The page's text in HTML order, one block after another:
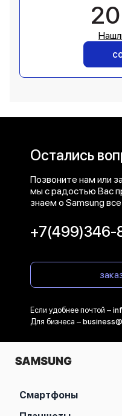
Остались
Позвоните нам или
мы с радостью Вас
знаем о Samsung все
+7(499)346-
Если удобнее почтой –
Для бизнеса –
Смартфоны